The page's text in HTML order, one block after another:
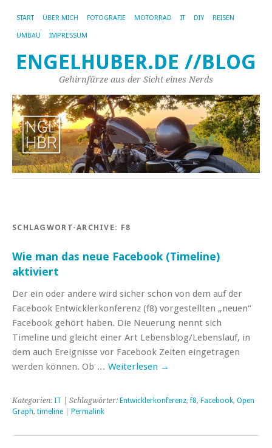
START ÜBER MICH FOTOGRAFIE MOTORRAD IT DIY REISEN
UMBAU IMPRESSUM
ENGELHUBER.DE //BLOG
Gehirnfürze aus der Sicht eines Nerds
SCHLAGWORT-ARCHIVE: F8
Wie man das neue Facebook (Timeline)
aktiviert
Der ein oder andere wird sicher schon von dem auf der
Facebook Entwicklerkonferenz (f8) vorgestellten „neuen“
Facebook gehört haben. Die Neuerung nennt sich
Timeline und gleicht einer Art Lebensblog/Lebenslauf, in
dem auch Ereignisse vor Facebook Zeiten eingetragen
werden können. Ob … Weiterlesen →
Kategorien: IT | Schlagwörter: Entwicklerkonferenz,f8, Facebook, Open
Graph, timeline Permalink